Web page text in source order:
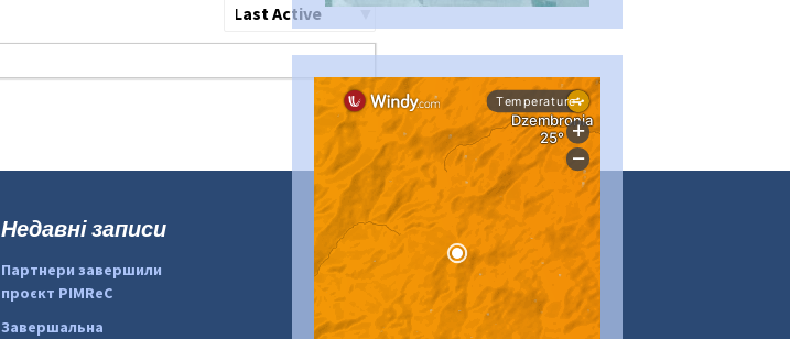
Сортувати
#PipIvanToday...
pimrec_project
Недавні записи
Партнери завершили
проєкт PIMReC
Завершальна